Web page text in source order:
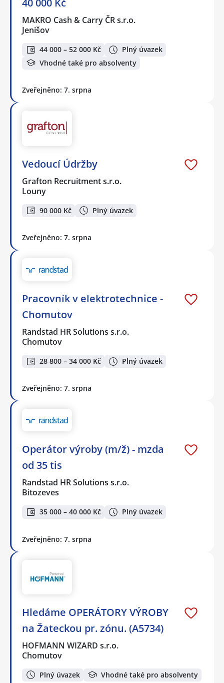
40 000 Kč
MAKRO Cash & Carry ČR s.r.o.
Jenišov
44 000 – 52 000 Kč
Plný úvazek
Vhodné také pro absolventy
Zveřejněno: 7. srpna
Vedoucí Údržby
Grafton Recruitment s.r.o.
Louny
90 000 Kč Plný úvazek
Zveřejněno: 7. srpna
Pracovník v elektrotechnice -
Chomutov
Randstad HR Solutions s.r.o.
Chomutov
28 800 – 34 000 Kč Plný úvazek
Zveřejněno: 7. srpna
Operátor výroby (m/ž) - mzda
od 35 tis
Randstad HR Solutions s.r.o.
Bitozeves
35 000 – 40 000 Kč Plný úvazek
Zveřejněno: 7. srpna
Hledáme OPERÁTORY VÝROBY
na Žateckou pr. zónu. (A5734)
HOFMANN WIZARD s.r.o.
Chomutov
Plný úvazek Vhodné také pro absolventy